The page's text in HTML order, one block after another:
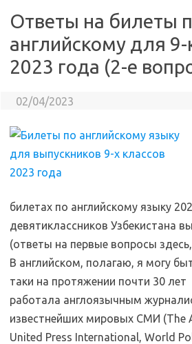
Ответы на билеты
английскому для 9-
2023 года (2-е
02/04/2023
билетах по английскому языку
девятиклассников Узбекистана
(ответы на первые вопросы
В английском, полагаю, я могу
таки на протяжении почти 30 лет
работала англоязычным
известнейших мировых СМИ (The
United Press International, World